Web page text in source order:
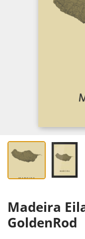
Madeira
GoldenRod